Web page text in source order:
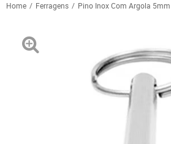
Home Ferragens Pino Inox Com Argola 5mm